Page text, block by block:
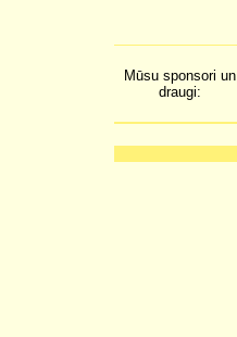
Mūsu sponsori un
draugi: